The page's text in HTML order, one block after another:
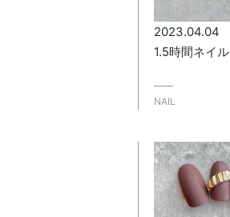
2023.04.04
1.5時間ネイル
NAIL